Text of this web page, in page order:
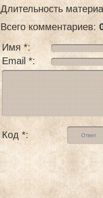
Длительность
Всего комментариев:
Имя *:
Email *:
Код *: